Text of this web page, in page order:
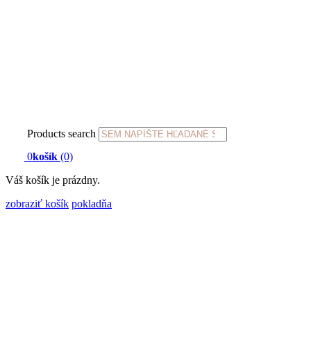
Products search
0košík (0)
Váš košík je prázdny.
zobraziť košík pokladňa